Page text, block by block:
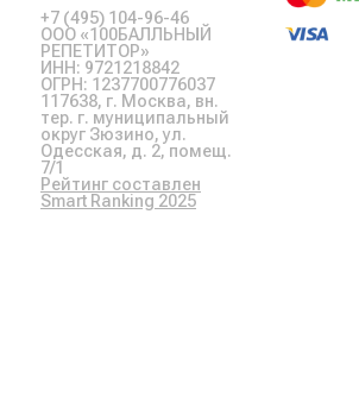
+7 (495) 104-96-46
ООО «100БАЛЛЬНЫЙ
РЕПЕТИТОР»
ИНН: 9721218842
ОГРН: 1237700776037
117638, г. Москва, вн.
тер. г. муниципальный
округ Зюзино, ул.
Одесская, д. 2, помещ.
7/1
Рейтинг составлен
Smart Ranking 2025